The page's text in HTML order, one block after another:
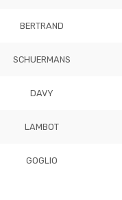
BERTRAND
SCHUERMANS
DAVY
LAMBOT
GOGLIO